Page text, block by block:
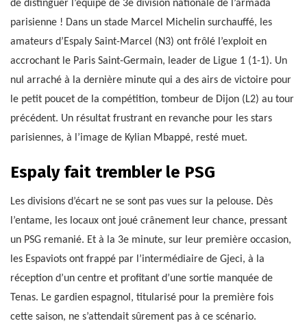
de distinguer l’équipe de 3e division nationale de l’armada
parisienne ! Dans un stade Marcel Michelin surchauffé, les
amateurs d’Espaly Saint-Marcel (N3) ont frôlé l’exploit en
accrochant le Paris Saint-Germain, leader de Ligue 1 (1-1). Un
nul arraché à la dernière minute qui a des airs de victoire pour
le petit poucet de la compétition, tombeur de Dijon (L2) au tour
précédent. Un résultat frustrant en revanche pour les stars
parisiennes, à l’image de Kylian Mbappé, resté muet.
Espaly fait trembler le PSG
Les divisions d’écart ne se sont pas vues sur la pelouse. Dès
l’entame, les locaux ont joué crânement leur chance, pressant
un PSG remanié. Et à la 3e minute, sur leur première occasion,
les Espaviots ont frappé par l’intermédiaire de Gjeci, à la
réception d’un centre et profitant d’une sortie manquée de
Tenas. Le gardien espagnol, titularisé pour la première fois
cette saison, ne s’attendait sûrement pas à ce scénario.